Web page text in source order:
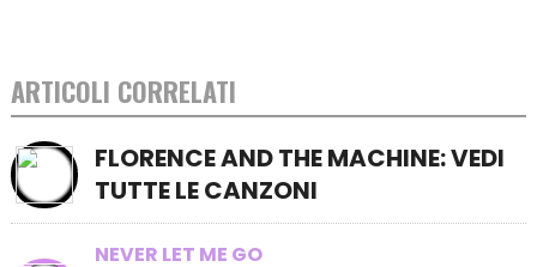
ARTICOLI CORRELATI
FLORENCE AND THE MACHINE: VEDI
TUTTE LE CANZONI
NEVER LET ME GO